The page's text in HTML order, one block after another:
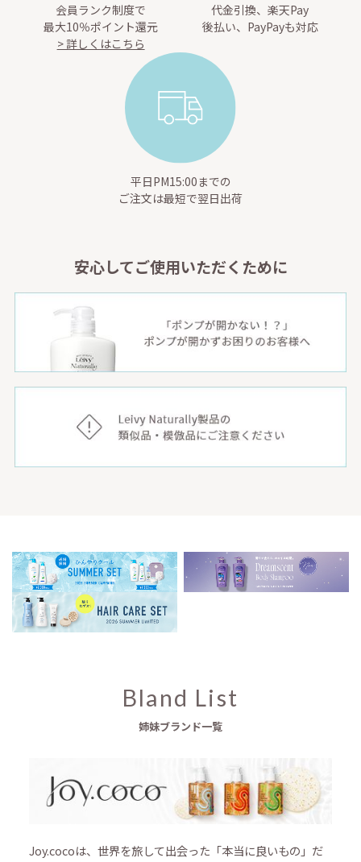
会員ランク制度で
最大10％ポイント還元
> 詳しくはこちら
代金引換、楽天Pay
後払い、PayPayも対応
平日PM15:00までの
ご注文は最短で翌日出荷
安心してご使用いただくために
Bland List
姉妹ブランド一覧
Joy.cocoは、世界を旅して出会った「本当に良いもの」だ